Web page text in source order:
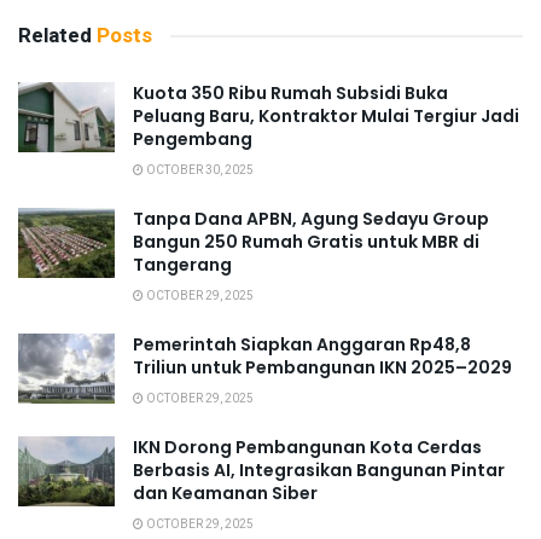
Related Posts
Kuota 350 Ribu Rumah Subsidi Buka
Peluang Baru, Kontraktor Mulai Tergiur Jadi
Pengembang
OCTOBER 30, 2025
Tanpa Dana APBN, Agung Sedayu Group
Bangun 250 Rumah Gratis untuk MBR di
Tangerang
OCTOBER 29, 2025
Pemerintah Siapkan Anggaran Rp48,8
Triliun untuk Pembangunan IKN 2025–2029
OCTOBER 29, 2025
IKN Dorong Pembangunan Kota Cerdas
Berbasis AI, Integrasikan Bangunan Pintar
dan Keamanan Siber
OCTOBER 29, 2025